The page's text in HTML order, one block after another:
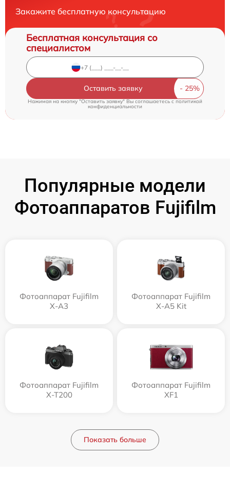
Закажите бесплатную консультацию
Бесплатная консультация со
специалистом
Оставить заявку
Нажимая на кнопку "Оставить заявку" Вы соглашаетесь c политикой
конфиденциальности
Популярные модели
Фотоаппаратов Fujifilm
Фотоаппарат Fujifilm
X-A3
Фотоаппарат Fujifilm
X-A5 Kit
Фотоаппарат Fujifilm
X-T200
Фотоаппарат Fujifilm
XF1
Показать больше